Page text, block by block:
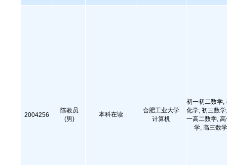
2004256
陈教员
(男)
本科在读
合肥工业大学
计算机
初一初二数学,
化学, 初三数
一高二数学,
学, 高三数